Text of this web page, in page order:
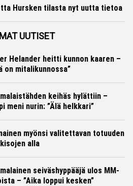
Hursken tilasta nyt uutta tietoa
UUTISET
Helander heitti kunnon kaaren –
on mitalikunnossa”
keihäs hylättiin –
meni nurin: ”Älä helkkari”
myönsi valitettavan totuuden
alla
seiväshyppääjä ulos MM-
– ”Aika loppui kesken”